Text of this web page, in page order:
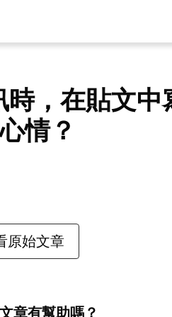
，在貼文中
情？
原始文章
章有幫助嗎？